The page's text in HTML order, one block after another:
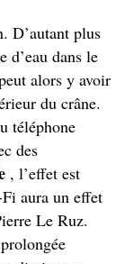
D’autant plus
d’eau dans le
alors y avoir
du crâne.
téléphone
des
, l’effet est
aura un effet
Le Ruz.